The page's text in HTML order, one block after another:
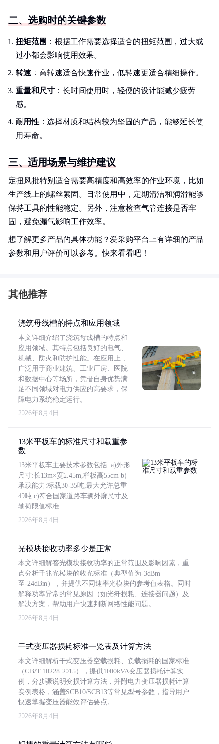
二、选购时的关键参数
扭矩范围 ：根据工作需要选择适合的扭矩范围，过大或
过小都会影响使用效果。
转速 ：高转速适合快速作业，低转速更适合精细操作。
重量和尺寸 ：长时间使用时，轻便的设计能减少疲劳
感。
耐用性 ：选择材质和结构较为坚固的产品，能够延长使
用寿命。
三、适用场景与维护建议
定扭风批特别适合需要高精度和高效率的作业环境，比如
生产线上的螺丝紧固。日常使用中，定期清洁和润滑能够
保持工具的性能稳定。另外，注意检查气管连接是否牢
固，避免漏气影响工作效率。
想了解更多产品的具体功能？爱采购平台上有详细的产品
参数和用户评价可以参考。快来看看吧！
其他推荐
浇筑母线槽的特点和应用领域
本文详细介绍了浇筑母线槽的特点和
应用领域。其特点包括良好的电气、
机械、防火和防护性能。在应用上，
广泛用于商业建筑、工业厂房、医院
和数据中心等场所，凭借自身优势满
足不同领域对电力供应的高要求，保
障电力系统稳定运行。
2026年8月4日
13米平板车的标准尺寸和载重参
数
13米平板车主要技术参数包括: a)外形
尺寸:长13m×宽2.45m,栏板高55cm b)
承载能力:标载30-35吨,最大允许总重
49吨 c)符合国家道路车辆外廓尺寸及
轴荷限值标准
2026年8月4日
光模块接收功率多少是正常
本文详细解答光模块接收功率的正常范围及影响因素，重
点分析千兆光模块的收光标准（典型值为-3dBm
至-24dBm），并提供不同速率光模块的参考值表格。同时
解释功率异常的常见原因（如光纤损耗、连接器问题）及
解决方案，帮助用户快速判断网络性能问题。
2026年8月4日
干式变压器损耗标准一览表及计算方法
本文详细解析干式变压器空载损耗、负载损耗的国家标准
（GB/T 10228-2015），提供1000kVA变压器损耗计算实
例，分步骤说明变损计算方法，并附电力变压器损耗计算
实例表格，涵盖SCB10/SCB13等常见型号参数，指导用户
快速掌握变压器能效评估要点。
2026年8月4日